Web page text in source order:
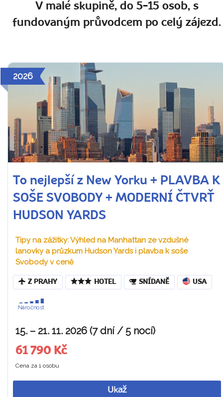
V malé skupině, do 5-15 osob, s
fundovaným průvodcem po celý zájezd.
2026
To nejlepší z New Yorku + PLAVBA K
SOŠE SVOBODY + MODERNÍ ČTVRŤ
HUDSON YARDS
Tipy na zážitky: Výhled na Manhattan ze vzdušné
lanovky a průzkum Hudson Yards i plavba k soše
Svobody v ceně
Z PRAHY HOTEL SNÍDANĚ USA
Náročnost
15. – 21. 11. 2026 (7 dní / 5 nocí)
61 790 Kč
Cena za 1 osobu
Ukaž